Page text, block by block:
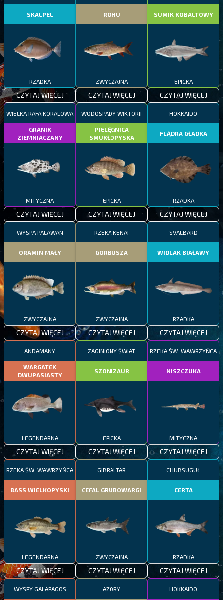
SKALPEL
RZADKA
CZYTAJ WIĘCEJ
ROHU
ZWYCZAJNA
CZYTAJ WIĘCEJ
SUMIK KOBALTOWY
EPICKA
CZYTAJ WIĘCEJ
WIELKA RAFA KORALOWA
GRANIK
ZIEMNIACZANY
MITYCZNA
CZYTAJ WIĘCEJ
WODOSPADY WIKTORII
PIELĘGNICA
SMUKŁOPYSKA
EPICKA
CZYTAJ WIĘCEJ
HOKKAIDO
FLĄDRA GŁADKA
RZADKA
CZYTAJ WIĘCEJ
WYSPA PALAWAN
ORAMIN MAŁY
ZWYCZAJNA
CZYTAJ WIĘCEJ
RZEKA KENAI
GORBUSZA
ZWYCZAJNA
CZYTAJ WIĘCEJ
SVALBARD
WIDLAK BIAŁAWY
RZADKA
CZYTAJ WIĘCEJ
ANDAMANY
WARGATEK
DWUPASIASTY
LEGENDARNA
CZYTAJ WIĘCEJ
ZAGINIONY ŚWIAT
SZONIZAUR
EPICKA
CZYTAJ WIĘCEJ
RZEKA ŚW. WAWRZYŃCA
NISZCZUKA
MITYCZNA
CZYTAJ WIĘCEJ
RZEKA ŚW. WAWRZYŃCA
BASS WIELKOPYSKI
LEGENDARNA
CZYTAJ WIĘCEJ
GIBRALTAR
CEFAL GRUBOWARGI
ZWYCZAJNA
CZYTAJ WIĘCEJ
CHUBSUGUŁ
CERTA
RZADKA
CZYTAJ WIĘCEJ
WYSPY GALAPAGOS AZORY HOKKAIDO